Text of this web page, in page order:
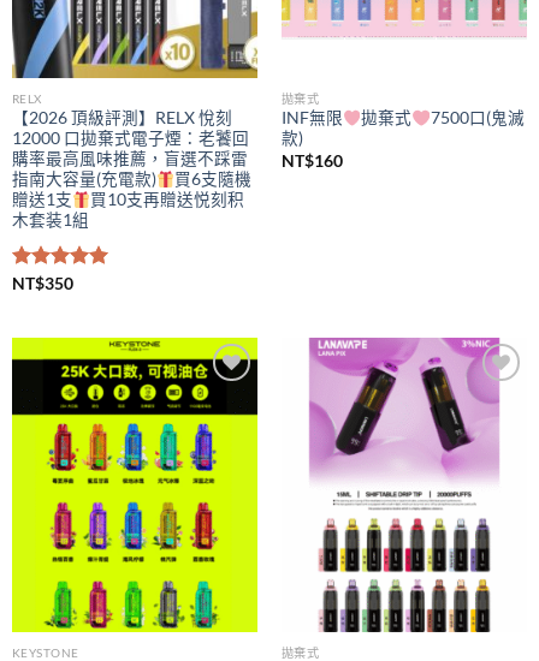
RELX
【2026 頂級評測】RELX 悅刻
12000 口拋棄式電子煙：老饕回
購率最高風味推薦，盲選不踩雷
指南大容量(充電款)
買6支隨機
贈送1支
買10支再贈送悦刻积
木套装1組
評分5.00
NT$350
拋棄式
INF無限 拋棄式
7500口(鬼滅
款)
NT$160
Add to
wishlist
KEYSTONE
Add to
wishlist
拋棄式